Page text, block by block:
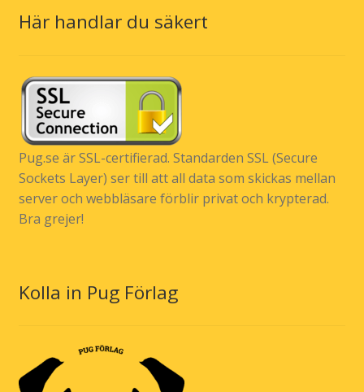
Här handlar du säkert
Pug.se är SSL-certifierad. Standarden SSL (Secure
Sockets Layer) ser till att all data som skickas mellan
server och webbläsare förblir privat och krypterad.
Bra grejer!
Kolla in Pug Förlag